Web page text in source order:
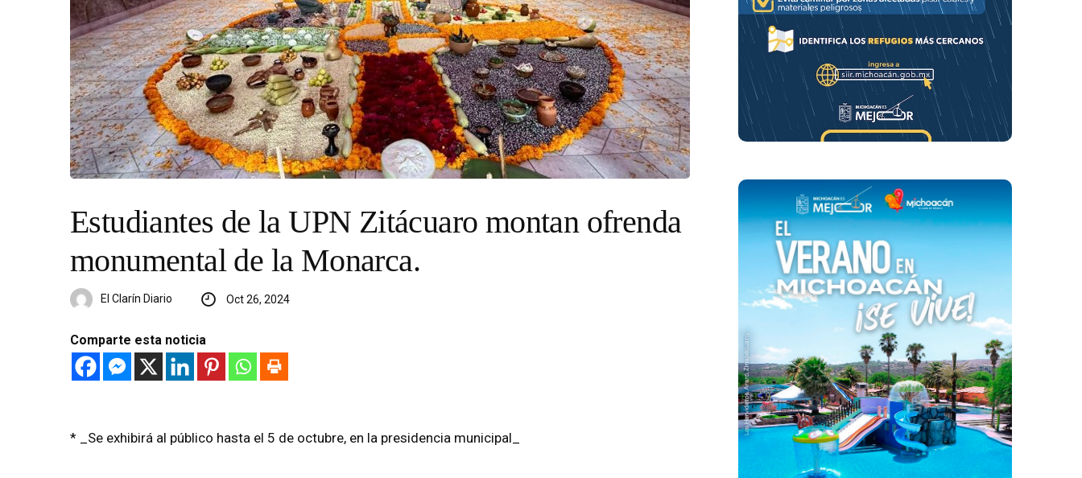
Estudiantes de la UPN Zitácuaro montan ofrenda
monumental de la Monarca.
El Clarín Diario Oct 26, 2024
Comparte esta noticia
* _Se exhibirá al público hasta el 5 de octubre, en la presidencia municipal_